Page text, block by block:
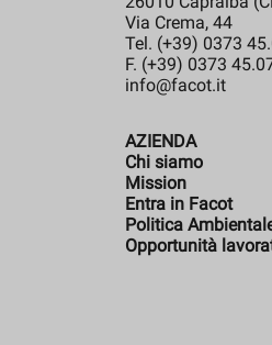
Via Crema, 44
Tel. (+39) 0373
F. (+39) 0373
info@facot.it
AZIENDA
Chi siamo
Mission
Entra in Facot
Politica
Opportunità